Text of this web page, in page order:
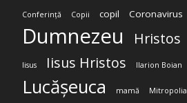
Conferință Copii copil Coronavirus
Dumnezeu Hristos
Iisus Iisus Hristos Ilarion Boian
Lucășeuca mamă Mitropolia